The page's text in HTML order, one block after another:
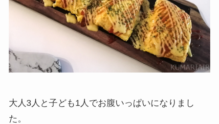
大人3人と子ども1人でお腹いっぱいになりまし
た。